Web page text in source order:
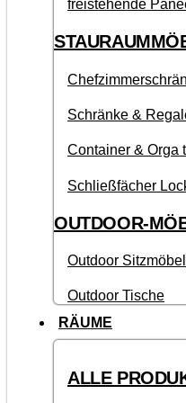
freistehende
Schränke &
Container & Orga
Schließfächer
OUTDOOR-
Outdoor Sitzmöbel
Outdoor Tische
RÄUME
ALLE